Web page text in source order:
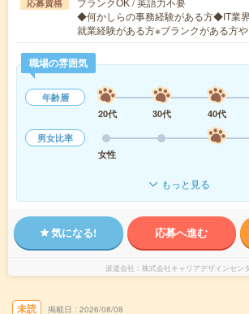
応募資格
◆何かしらの事務経験がある方◆IT業
就業経験がある方※ブランクがある方
職場の雰囲気
年齢層
20代
30代 40代
男女比率
女性
もっと見る
気になる! 応募へ進む
派遣会社 株式会社キャリアデザインセン
未読 掲載日 2026/08/08